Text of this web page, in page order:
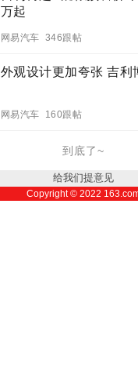
万起
网易汽车 346跟帖
外观设计更加夸张 吉利
网易汽车 160跟帖
到底了~
给我们提意见
Copyright © 2022